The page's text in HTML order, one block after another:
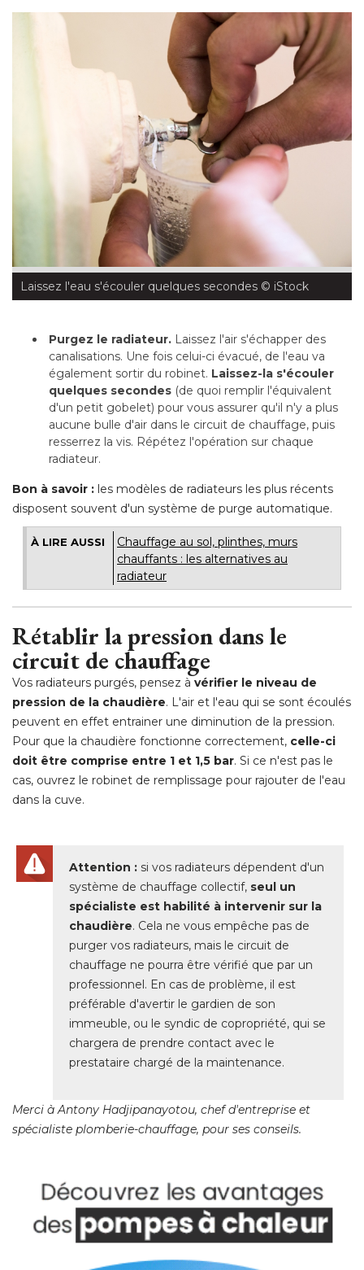
Laissez l'eau s'écouler quelques secondes © iStock
Purgez le radiateur. Laissez l'air s'échapper des
canalisations. Une fois celui-ci évacué, de l'eau va
également sortir du robinet. Laissez-la s'écouler
quelques secondes (de quoi remplir l'équivalent
d'un petit gobelet) pour vous assurer qu'il n'y a plus
aucune bulle d'air dans le circuit de chauffage, puis
resserrez la vis. Répétez l'opération sur chaque
radiateur.
Bon à savoir : les modèles de radiateurs les plus récents
disposent souvent d'un système de purge automatique.
À LIRE AUSSI
Chauffage au sol, plinthes, murs
chauffants : les alternatives au
radiateur
Rétablir la pression dans le
circuit de chauffage
Vos radiateurs purgés, pensez à vérifier le niveau de
pression de la chaudière. L'air et l'eau qui se sont écoulés
peuvent en effet entrainer une diminution de la pression.
Pour que la chaudière fonctionne correctement, celle-ci
doit être comprise entre 1 et 1,5 bar. Si ce n'est pas le
cas, ouvrez le robinet de remplissage pour rajouter de l'eau
dans la cuve.
Attention : si vos radiateurs dépendent d'un
système de chauffage collectif, seul un
spécialiste est habilité à intervenir sur la
chaudière. Cela ne vous empêche pas de
purger vos radiateurs, mais le circuit de
chauffage ne pourra être vérifié que par un
professionnel. En cas de problème, il est
préférable d'avertir le gardien de son
immeuble, ou le syndic de copropriété, qui se
chargera de prendre contact avec le
prestataire chargé de la maintenance.
Merci à Antony Hadjipanayotou, chef d'entreprise et
spécialiste plomberie-chauffage, pour ses conseils.